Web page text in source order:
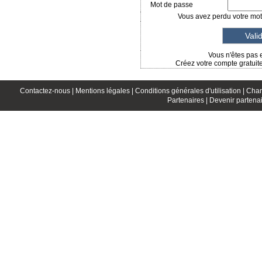
Mot de passe
Vous avez perdu votre
Vous n'êtes pas
Créez votre compte
Contactez-nous | Mentions légales | Conditions générales d'utilisation |
Partenaires |
Devenir